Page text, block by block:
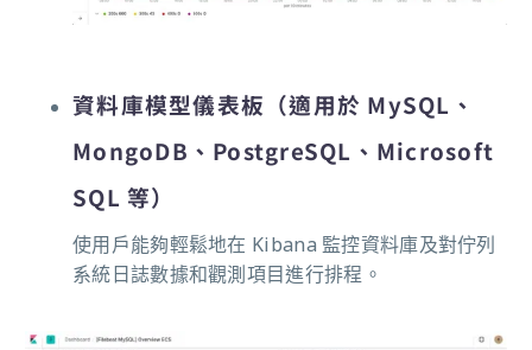
資料庫模型儀表板（適用於 MySQL、
MongoDB、PostgreSQL、Microsoft
SQL 等）
使用戶能夠輕鬆地在 Kibana 監控資料庫及對佇列
系統日誌數據和觀測項目進行排程。